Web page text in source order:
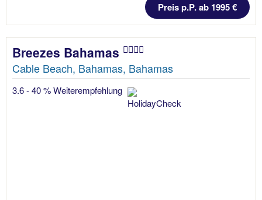
Preis p.P. ab 1995 €
Breezes Bahamas
Cable Beach, Bahamas, Bahamas
3.6 - 40 % Weiterempfehlung